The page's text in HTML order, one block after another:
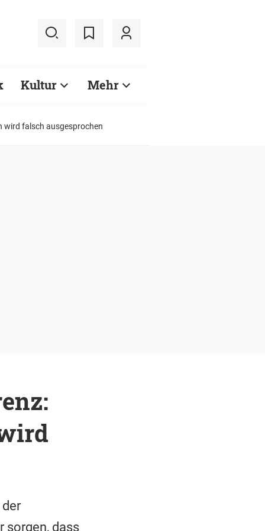
Kultur Mehr
wird falsch ausgesprochen
sorgen, dass